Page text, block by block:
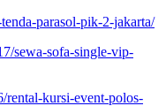
parasol-pik-2-jakarta/
sewa-sofa-single-vip-
rental-kursi-event-polos-